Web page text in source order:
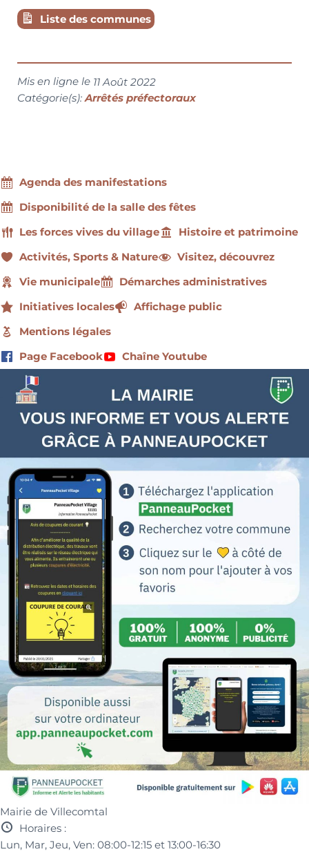
Liste des communes
Mis en ligne le 11 Août 2022
Catégorie(s):Arrêtés préfectoraux
Agenda des manifestations
Disponibilité de la salle des fêtes
Les forces vives du village
Histoire et patrimoine
Activités, Sports & Nature
Visitez, découvrez
Vie municipale
Démarches administratives
Initiatives locales
Affichage public
Mentions légales
Page Facebook
Chaîne Youtube
Mairie de Villecomtal
Horaires :
Lun, Mar, Jeu, Ven:08:00-12:15 et13:00-16:30